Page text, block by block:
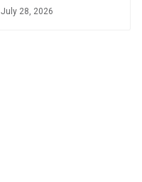
July 28, 2026